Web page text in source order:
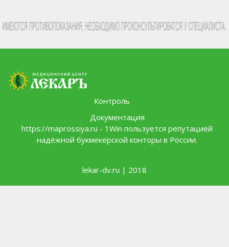
Контроль
Документация
https://maprossiya.ru - 1Win пользуется репутацией
надёжной букмекерской конторы в России.
lekar-dv.ru | 2018